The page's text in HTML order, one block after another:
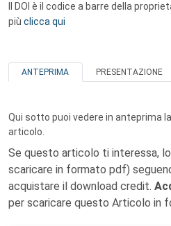
Il DOI è il codice a barre della
più clicca qui
ANTEPRIMA PRESENTAZIONE
Qui sotto puoi vedere in anteprima
articolo.
Se questo articolo ti interessa,
scaricare in formato pdf)
acquistare il download credit.
per scaricare questo Articolo in